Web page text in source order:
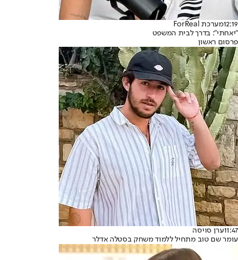
12:19מערכת ForReal
"יאחתי": בדרך לבית המשפט
פרסום ראשון
11:47ערן סויסה
עומר שם טוב מתחיל ללמוד משחק בסטלה אדלר